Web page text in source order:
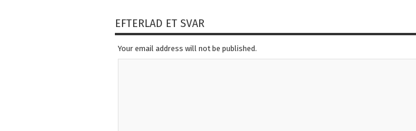
EFTERLAD ET SVAR
Your email address will not be published.